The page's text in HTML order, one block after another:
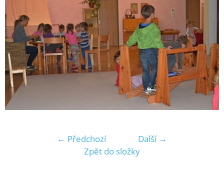
← Předchozí
Další →
Zpět do složky